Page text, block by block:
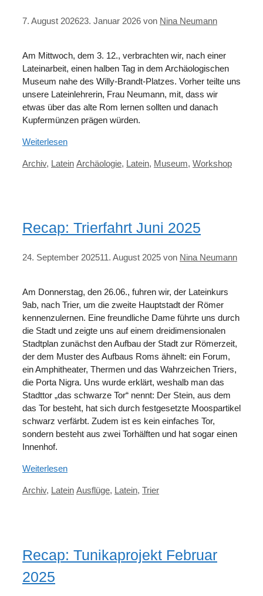
7. August 202623. Januar 2026 von Nina Neumann
Am Mittwoch, dem 3. 12., verbrachten wir, nach einer
Lateinarbeit, einen halben Tag in dem Archäologischen
Museum nahe des Willy-Brandt-Platzes. Vorher teilte uns
unsere Lateinlehrerin, Frau Neumann, mit, dass wir
etwas über das alte Rom lernen sollten und danach
Kupfermünzen prägen würden.
Weiterlesen
Kategorien
Archiv, Latein Schlagwörter
Archäologie, Latein, Museum, Workshop
Recap: Trierfahrt Juni 2025
24. September 202511. August 2025 von Nina Neumann
Am Donnerstag, den 26.06., fuhren wir, der Lateinkurs
9ab, nach Trier, um die zweite Hauptstadt der Römer
kennenzulernen. Eine freundliche Dame führte uns durch
die Stadt und zeigte uns auf einem dreidimensionalen
Stadtplan zunächst den Aufbau der Stadt zur Römerzeit,
der dem Muster des Aufbaus Roms ähnelt: ein Forum,
ein Amphitheater, Thermen und das Wahrzeichen Triers,
die Porta Nigra. Uns wurde erklärt, weshalb man das
Stadttor „das schwarze Tor“ nennt: Der Stein, aus dem
das Tor besteht, hat sich durch festgesetzte Moospartikel
schwarz verfärbt. Zudem ist es kein einfaches Tor,
sondern besteht aus zwei Torhälften und hat sogar einen
Innenhof.
Weiterlesen
Kategorien
Archiv, Latein Schlagwörter
Ausflüge, Latein, Trier
Recap: Tunikaprojekt Februar
2025